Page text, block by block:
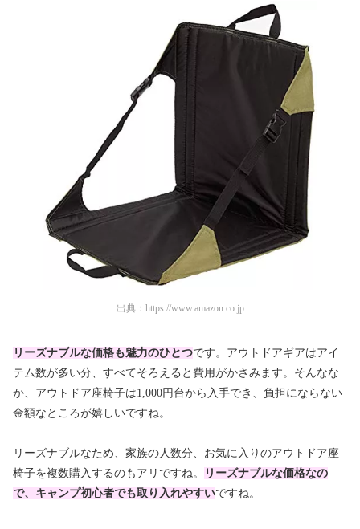
出典： https://www.amazon.co.jp
リーズナブルな価格も魅力のひとつです。アウトドアギアはアイ
テム数が多い分、すべてそろえると費用がかさみます。そんなな
か、アウトドア座椅子は1,000円台から入手でき、負担にならない
金額なところが嬉しいですね。
リーズナブルなため、家族の人数分、お気に入りのアウトドア座
椅子を複数購入するのもアリですね。
リーズナブルな価格なの
で、キャンプ初心者でも取り入れやすいですね。